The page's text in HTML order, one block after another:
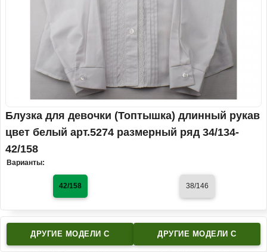
Блузка для девочки (Топтышка) длинный рукав
цвет белый арт.5274 размерный ряд 34/134-
42/158
Варианты:
42/158 38/146
ДРУГИЕ МОДЕЛИ C ДРУГИЕ МОДЕЛИ C